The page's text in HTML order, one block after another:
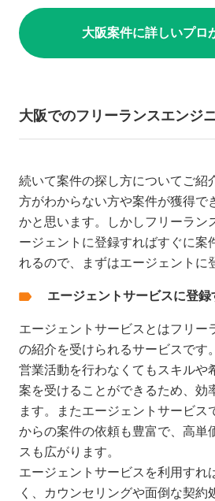
大阪案件に詳しいプロ
大阪でのフリーランスエンジ
続いて案件の探し方についてご紹
方がわからない方や案件が獲得で
かと思います。しかしフリーラン
ージェントに登録すればすぐに案
れるので、まずはエージェントに
エージェントサービスに登録
エージェントサービスとはフリー
の紹介を受けられるサービスです。
営業活動を行わなくてもスキルや
案を受けることができるため、効
ます。またエージェントサービス
からの案件の依頼も豊富で、高単
スも広がります。
エージェントサービスを利用すれ
く、カウンセリングや面倒な契約